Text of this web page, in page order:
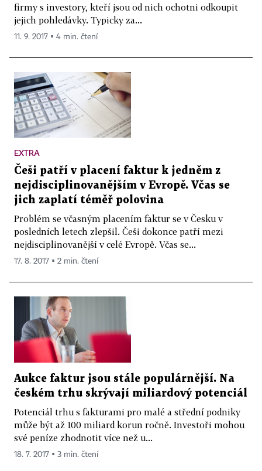
firmy s investory, kteří jsou od nich ochotni odkoupit
jejich pohledávky. Typicky za...
11. 9. 2017 ▪ 4 min. čtení
EXTRA
Češi patří v placení faktur k jedněm z
nejdisciplinovanějším v Evropě. Včas se
jich zaplatí téměř polovina
Problém se včasným placením faktur se v Česku v
posledních letech zlepšil. Češi dokonce patří mezi
nejdisciplinovanější v celé Evropě. Včas se...
17. 8. 2017 ▪ 2 min. čtení
Aukce faktur jsou stále populárnější. Na
českém trhu skrývají miliardový potenciál
Potenciál trhu s fakturami pro malé a střední podniky
může být až 100 miliard korun ročně. Investoři mohou
své peníze zhodnotit více než u...
18. 7. 2017 ▪ 3 min. čtení